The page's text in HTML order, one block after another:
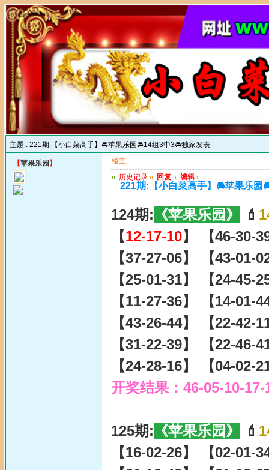
主题 : 221期:【小白菜高手】🚘苹果乐园🚘14组3中3🚘独家发表
【苹果乐园 】
楼主
u 历史记录 u 回复 u 编辑 u
221期:【小白菜高手】🚘苹果乐园
124期: 《苹果乐园》 💄
【12-17-10】 【46-30-
【37-27-06】 【43-01-
【25-01-31】 【24-45-
【11-27-36】 【14-01-
【43-26-44】 【22-42-
【31-22-39】 【22-46-
【24-28-16】 【04-02-
开奖结果：46-05-10-
125期: 《苹果乐园》 💄
【16-02-26】 【02-01-